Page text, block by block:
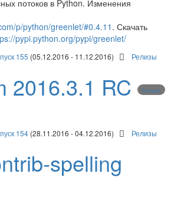
потоков в Python. Изменения
p/python/greenlet/#0.4.11 . Скачать
pypi.python.org/pypi/greenlet/
155 (05.12.2016 - 11.12.2016) Релизы
2016.3.1 RC PyCharm
154 (28.11.2016 - 04.12.2016) Релизы
spelling